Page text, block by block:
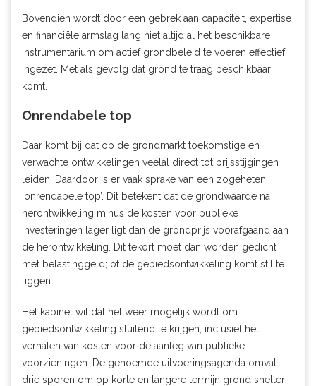
Bovendien wordt door een gebrek aan capaciteit, expertise
en financiële armslag lang niet altijd al het beschikbare
instrumentarium om actief grondbeleid te voeren effectief
ingezet. Met als gevolg dat grond te traag beschikbaar
komt.
Onrendabele top
Daar komt bij dat op de grondmarkt toekomstige en
verwachte ontwikkelingen veelal direct tot prijsstijgingen
leiden. Daardoor is er vaak sprake van een zogeheten
‘onrendabele top’. Dit betekent dat de grondwaarde na
herontwikkeling minus de kosten voor publieke
investeringen lager ligt dan de grondprijs voorafgaand aan
de herontwikkeling. Dit tekort moet dan worden gedicht
met belastinggeld; of de gebiedsontwikkeling komt stil te
liggen.
Het kabinet wil dat het weer mogelijk wordt om
gebiedsontwikkeling sluitend te krijgen, inclusief het
verhalen van kosten voor de aanleg van publieke
voorzieningen. De genoemde uitvoeringsagenda omvat
drie sporen om op korte en langere termijn grond sneller